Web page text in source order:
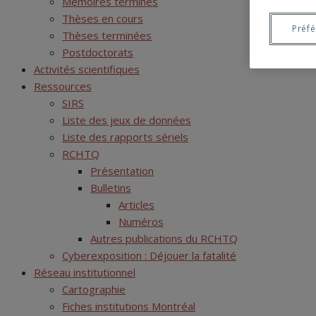
Thèses en cours
Thèses terminées
Postdoctorats
Activités scientifiques
Ressources
SIRS
Liste des jeux de données
Liste des rapports sériels
RCHTQ
Présentation
Bulletins
Articles
Numéros
Autres publications du RCHTQ
Cyberexposition : Déjouer la fatalité
Réseau institutionnel
Cartographie
Fiches institutions Montréal